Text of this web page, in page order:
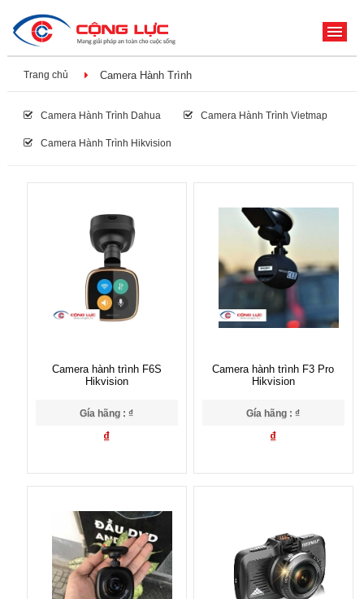
Trang chủ Camera Hành Trình
Camera Hành Trình Dahua Camera Hành Trình Vietmap
Camera Hành Trình Hikvision
Camera hành trình F6S
Hikvision
Gía hãng : ₫
₫
Camera hành trình F3 Pro
Hikvision
Gía hãng : ₫
₫